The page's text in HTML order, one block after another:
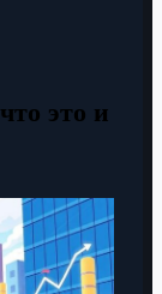
это и